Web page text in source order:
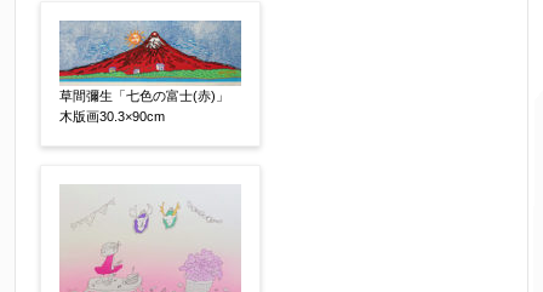
ご要望などがございましたらご入力ください
草間彌生「七色の富士(赤)」
木版画30.3×90cm